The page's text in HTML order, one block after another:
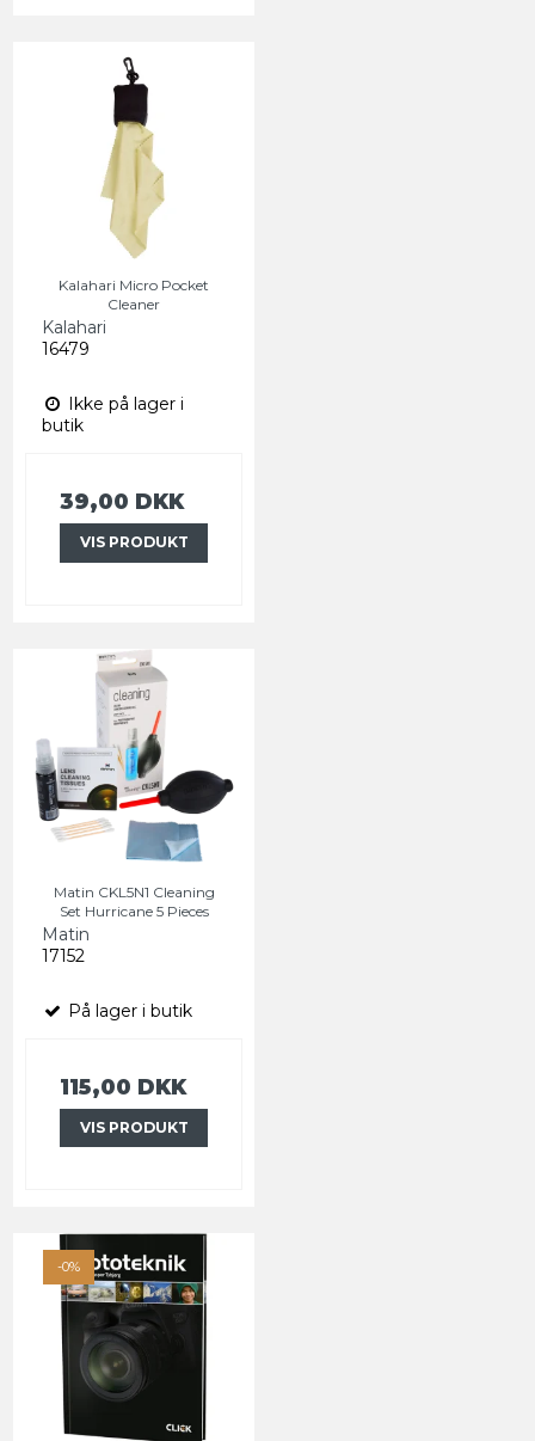
Kalahari Micro Pocket
Cleaner
Kalahari
16479
Ikke på lager i
butik
39,00 DKK
VIS PRODUKT
Matin CKL5N1 Cleaning
Set Hurricane 5 Pieces
Matin
17152
På lager i butik
115,00 DKK
VIS PRODUKT
-0%